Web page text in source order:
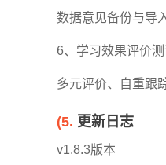
数据意见备份与导
6、学习效果评价
多元评价、自重跟
(5. 更新日志
v1.8.3版本